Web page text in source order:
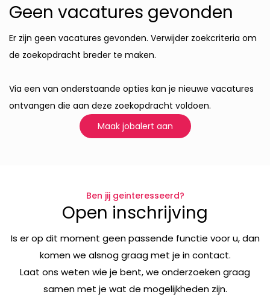
Geen vacatures gevonden
Er zijn geen vacatures gevonden. Verwijder zoekcriteria om
de zoekopdracht breder te maken.
Via een van onderstaande opties kan je nieuwe vacatures
ontvangen die aan deze zoekopdracht voldoen.
Maak jobalert aan
Ben jij geinteresseerd?
Open inschrijving
Is er op dit moment geen passende functie voor u, dan
komen we alsnog graag met je in contact.
Laat ons weten wie je bent, we onderzoeken graag
samen met je wat de mogelijkheden zijn.